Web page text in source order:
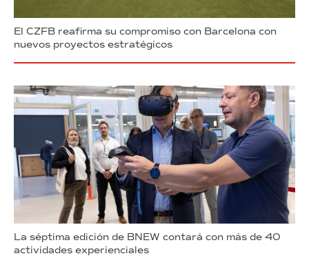
El CZFB reafirma su compromiso con Barcelona con
nuevos proyectos estratégicos
La séptima edición de BNEW contará con más de 40
actividades experienciales